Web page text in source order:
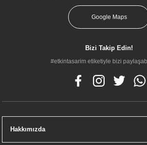
Google Maps
Bizi Takip Edin!
#etkintasarim etiketiyle bizi
Hakkımızda